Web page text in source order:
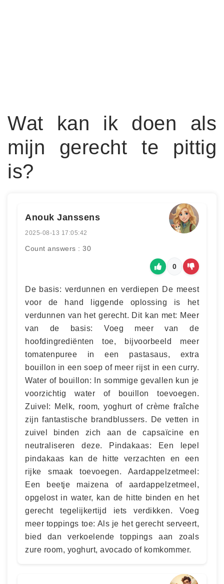
Wat kan ik doen als
mijn gerecht te pittig
is?
Anouk Janssens
2025-08-13 17:05:42
Count answers : 30
0
De basis: verdunnen en verdiepen De meest
voor de hand liggende oplossing is het
verdunnen van het gerecht. Dit kan met: Meer
van de basis: Voeg meer van de
hoofdingrediënten toe, bijvoorbeeld meer
tomatenpuree in een pastasaus, extra
bouillon in een soep of meer rijst in een curry.
Water of bouillon: In sommige gevallen kun je
voorzichtig water of bouillon toevoegen.
Zuivel: Melk, room, yoghurt of crème fraîche
zijn fantastische brandblussers. De vetten in
zuivel binden zich aan de capsaïcine en
neutraliseren deze. Pindakaas: Een lepel
pindakaas kan de hitte verzachten en een
rijke smaak toevoegen. Aardappelzetmeel:
Een beetje maizena of aardappelzetmeel,
opgelost in water, kan de hitte binden en het
gerecht tegelijkertijd iets verdikken. Voeg
meer toppings toe: Als je het gerecht serveert,
bied dan verkoelende toppings aan zoals
zure room, yoghurt, avocado of komkommer.